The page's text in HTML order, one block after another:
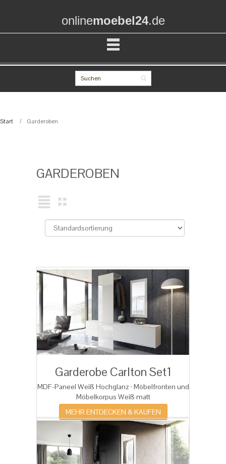
onlinemoebel24.de
Start Garderoben
GARDEROBEN
Garderobe Carlton Set1
MDF-Paneel Weiß Hochglanz · Möbelfronten und
Möbelkorpus Weiß matt
MEHR ENTDECKEN & KAUFEN